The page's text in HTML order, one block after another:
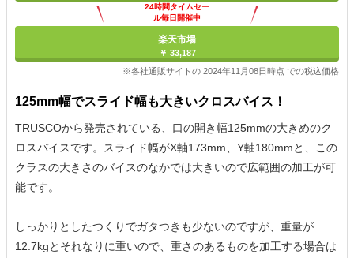
24時間タイムセー
ル毎日開催中
楽天市場
￥ 33,187
※各社通販サイトの 2024年11月08日時点 での税込価格
125mm幅でスライド幅も大きいクロスバイス！
TRUSCOから発売されている、口の開き幅125mmの大きめのク
ロスバイスです。スライド幅がX軸173mm、Y軸180mmと、この
クラスの大きさのバイスのなかでは大きいので広範囲の加工が可
能です。
しっかりとしたつくりでガタつきも少ないのですが、重量が
12.7kgとそれなりに重いので、重さのあるものを加工する場合は